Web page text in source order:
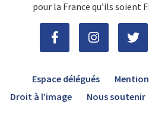
pour la France qu’ils soient
Espace délégués
Droit à l’image
Nous soutenir